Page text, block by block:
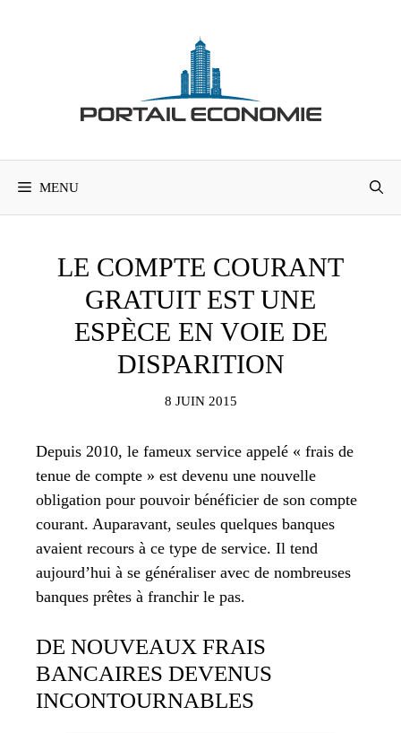
MENU
LE COMPTE COURANT
GRATUIT EST UNE
ESPÈCE EN VOIE DE
DISPARITION
8 JUIN 2015
Depuis 2010, le fameux service appelé « frais de
tenue de compte » est devenu une nouvelle
obligation pour pouvoir bénéficier de son compte
courant. Auparavant, seules quelques banques
avaient recours à ce type de service. Il tend
aujourd’hui à se généraliser avec de nombreuses
banques prêtes à franchir le pas.
DE NOUVEAUX FRAIS
BANCAIRES DEVENUS
INCONTOURNABLES